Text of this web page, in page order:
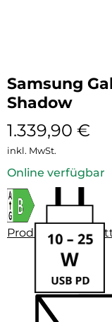
Samsung
Shadow
1.339,90 €
inkl. MwSt.
Online verfügbar